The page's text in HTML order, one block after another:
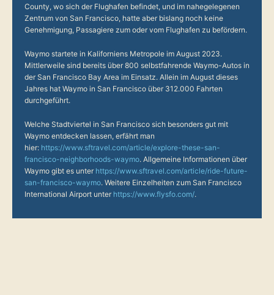
County, wo sich der Flughafen befindet, und im nahegelegenen
Zentrum von San Francisco, hatte aber bislang noch keine
Genehmigung, Passagiere zum oder vom Flughafen zu befördern.
Waymo startete in Kaliforniens Metropole im August 2023.
Mittlerweile sind bereits über 800 selbstfahrende Waymo-Autos in
der San Francisco Bay Area im Einsatz. Allein im August dieses
Jahres hat Waymo in San Francisco über 312.000 Fahrten
durchgeführt.
Welche Stadtviertel in San Francisco sich besonders gut mit
Waymo entdecken lassen, erfährt man
hier: https://www.sftravel.com/article/explore-these-san-
francisco-neighborhoods-waymo. Allgemeine Informationen über
Waymo gibt es unter https://www.sftravel.com/article/ride-future-
san-francisco-waymo. Weitere Einzelheiten zum San Francisco
International Airport unter https://www.flysfo.com/.